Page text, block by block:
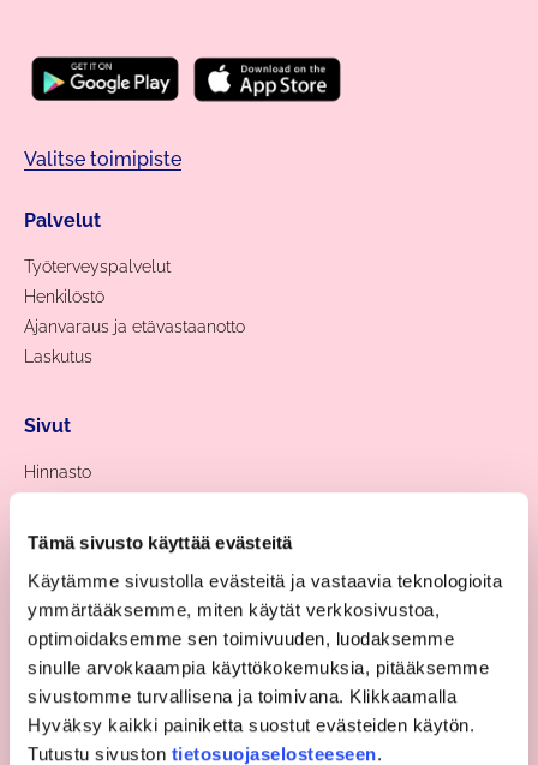
Tämä sivusto käyttää evästeitä
Käytämme sivustolla evästeitä ja vastaavia teknologioita
ymmärtääksemme, miten käytät verkkosivustoa,
optimoidaksemme sen toimivuuden, luodaksemme
sinulle arvokkaampia käyttökokemuksia, pitääksemme
sivustomme turvallisena ja toimivana. Klikkaamalla
Hyväksy kaikki painiketta suostut evästeiden käytön.
Tutustu sivuston tietosuojaselosteeseen.
Valitse toimipiste
Palvelut
Työterveyspalvelut
Henkilöstö
Ajanvaraus ja etävastaanotto
Laskutus
Sivut
Hinnasto
Yhteystiedot
Hallinto
Ohjeet ja lomakkeet
Tietosuoja
Potilasasiakirjapyyntö
Rekisteritietojen korjaamisvaatimus